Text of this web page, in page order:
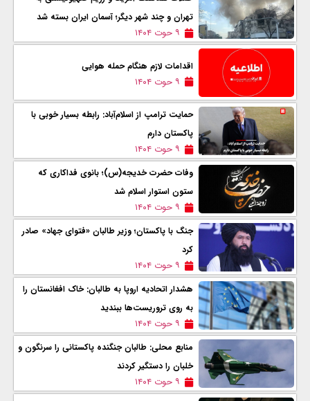
تهران و چند شهر دیگر؛ آسمان ایران بسته شد
۹ حوت ۱۴۰۴
اقدامات لازم هنگام حمله هوایی
۹ حوت ۱۴۰۴
حمایت ترامپ از اسلام‌آباد: رابطه بسیار خوبی با
پاکستان دارم
۹ حوت ۱۴۰۴
وفات حضرت خدیجه(س)؛ بانوی فداکاری که
ستون استوار اسلام شد
۹ حوت ۱۴۰۴
جنگ با پاکستان؛ وزیر طالبان «فتوای جهاد» صادر
کرد
۹ حوت ۱۴۰۴
هشدار اتحادیه اروپا به طالبان: خاک افغانستان را
به روی تروریست‌ها ببندید
۹ حوت ۱۴۰۴
منابع محلی: طالبان جنگنده پاکستانی را سرنگون و
خلبان را دستگیر کردند
۹ حوت ۱۴۰۴